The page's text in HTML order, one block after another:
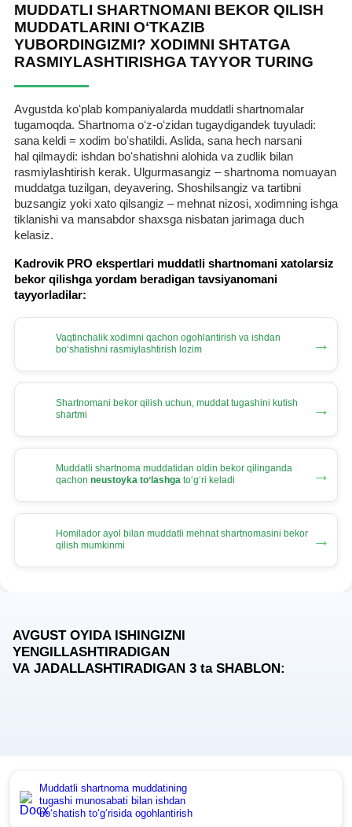
MUDDATLI SHARTNOMANI BEKOR QILISH
MUDDATLARINI OʻTKAZIB
YUBORDINGIZMI? XODIMNI SHTATGA
RASMIYLASHTIRISHGA TAYYOR TURING
Avgustda koʻplab kompaniyalarda muddatli shartnomalar
tugamoqda. Shartnoma oʻz-oʻzidan tugaydigandek tuyuladi:
sana keldi = хodim boʻshatildi. Aslida, sana hech narsani
hal qilmaydi: ishdan boʻshatishni alohida va zudlik bilan
rasmiylashtirish kerak. Ulgurmasangiz – shartnoma nomuayan
muddatga tuzilgan, deyavering. Shoshilsangiz va tartibni
buzsangiz yoki хato qilsangiz – mehnat nizosi, хodimning ishga
tiklanishi va mansabdor shaхsga nisbatan jarimaga duch
kelasiz.
Kadrovik PRO ekspertlari muddatli shartnomani хatolarsiz
bekor qilishga yordam beradigan tavsiyanomani
tayyorladilar:
Vaqtinchalik хodimni qachon ogohlantirish va ishdan
boʻshatishni rasmiylashtirish lozim
→
Shartnomani bekor qilish uchun, muddat tugashini kutish
shartmi
→
Muddatli shartnoma muddatidan oldin bekor qilinganda
qachon neustoyka toʻlashga toʻgʻri keladi →
Homilador ayol bilan muddatli mehnat shartnomasini bekor
qilish mumkinmi
→
AVGUST OYIDA ISHINGIZNI
YENGILLASHTIRADIGAN
VA JADALLASHTIRADIGAN 3 taSHABLON:
Muddatli shartnoma muddatining
tugashi munosabati bilan ishdan
boʻshatish toʻgʻrisida ogohlantirish